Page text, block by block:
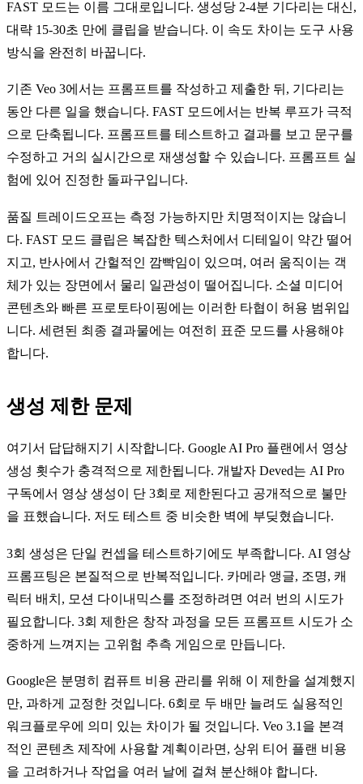
FAST 모드는 이름 그대로입니다. 생성당 2-4분 기다리는 대신,
대략 15-30초 만에 클립을 받습니다. 이 속도 차이는 도구 사용
방식을 완전히 바꿉니다.
기존 Veo 3에서는 프롬프트를 작성하고 제출한 뒤, 기다리는
동안 다른 일을 했습니다. FAST 모드에서는 반복 루프가 극적
으로 단축됩니다. 프롬프트를 테스트하고 결과를 보고 문구를
수정하고 거의 실시간으로 재생성할 수 있습니다. 프롬프트 실
험에 있어 진정한 돌파구입니다.
품질 트레이드오프는 측정 가능하지만 치명적이지는 않습니
다. FAST 모드 클립은 복잡한 텍스처에서 디테일이 약간 떨어
지고, 반사에서 간헐적인 깜빡임이 있으며, 여러 움직이는 객
체가 있는 장면에서 물리 일관성이 떨어집니다. 소셜 미디어
콘텐츠와 빠른 프로토타이핑에는 이러한 타협이 허용 범위입
니다. 세련된 최종 결과물에는 여전히 표준 모드를 사용해야
합니다.
생성 제한 문제
여기서 답답해지기 시작합니다. Google AI Pro 플랜에서 영상
생성 횟수가 충격적으로 제한됩니다. 개발자 Deved는 AI Pro
구독에서 영상 생성이 단 3회로 제한된다고 공개적으로 불만
을 표했습니다. 저도 테스트 중 비슷한 벽에 부딪혔습니다.
3회 생성은 단일 컨셉을 테스트하기에도 부족합니다. AI 영상
프롬프팅은 본질적으로 반복적입니다. 카메라 앵글, 조명, 캐
릭터 배치, 모션 다이내믹스를 조정하려면 여러 번의 시도가
필요합니다. 3회 제한은 창작 과정을 모든 프롬프트 시도가 소
중하게 느껴지는 고위험 추측 게임으로 만듭니다.
Google은 분명히 컴퓨트 비용 관리를 위해 이 제한을 설계했지
만, 과하게 교정한 것입니다. 6회로 두 배만 늘려도 실용적인
워크플로우에 의미 있는 차이가 될 것입니다. Veo 3.1을 본격
적인 콘텐츠 제작에 사용할 계획이라면, 상위 티어 플랜 비용
을 고려하거나 작업을 여러 날에 걸쳐 분산해야 합니다.